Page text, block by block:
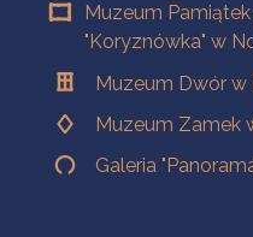
Muzeum
"Koryznówka" w
Muzeum Dwór w
Muzeum Zamek
Galeria